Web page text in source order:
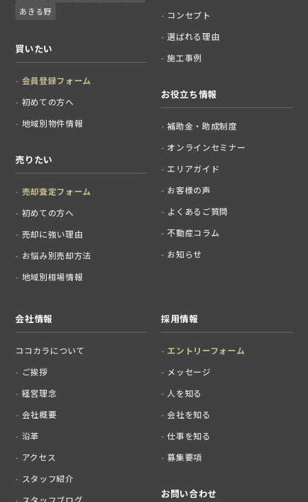
あきる野
買いたい
会員登録フォーム
初めての方へ
地域別物件情報
売りたい
売却査定フォーム
初めての方へ
売却に強い理由
お悩み別売却方法
地域別相場情報
コンセプト
選ばれる理由
施工事例
お役立ち情報
補助金・助成制度
オンラインセミナー
エリアガイド
お客様の声
よくあるご質問
不動産コラム
お知らせ
会社情報
ココカラについて
ご挨拶
経営理念
会社概要
沿革
アクセス
スタッフ紹介
スタッフブログ
採用情報
エントリーフォーム
メッセージ
人を知る
会社を知る
仕事を知る
募集要項
お問い合わせ